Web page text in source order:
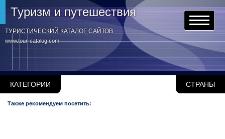
www.tour-catalog.com
Туризм и путешествия
ТУРИСТИЧЕСКИЙ КАТАЛОГ САЙТОВ
КАТЕГОРИИ СТРАНЫ
Также рекомендуем посетить: